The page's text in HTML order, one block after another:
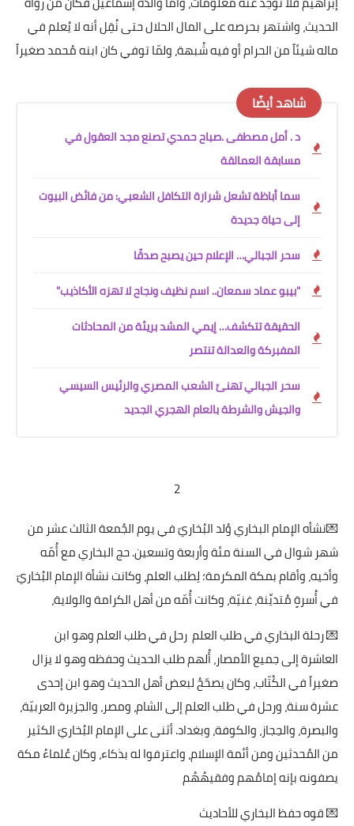
الحديث، واشتهر بحرصه على المال الحلال حتى نُقِل أنه لا يُعلم في
ماله شيئاً من الحرام أو فيه شُبهة، ولمّا توفي كان ابنه مُحمد صغيراً
شاهد أيضًا
د . أمل مصطفى .صباح حمدي تصنع مجد العقول في
مسابقة العمالقة
سما أباظة تشعل شرارة التكافل الشعبي: من فائض البيوت
إلى حياة جديدة
سحر الجبالي… الإعلام حين يصبح صدقًا
"بيبو عماد سمعان.. اسم نظيف ونجاح لا تهزه الأكاذيب"
الحقيقة تتكشف… إيمي المشد بريئة من المحادثات
المفبركة والعدالة تنتصر
سحر الجبالي تهنئ الشعب المصري والرئيس السيسي
والجيش والشرطة بالعام الهجري الجديد
2
💌نشأه الإمام البخاري وُلد البُخاريّ في يوم الجُمعة الثالث عشر من
شهر شوال في السنة مئة وأربعة وتسعين. حج البخاري مع أُمّه
وأخيه، وأقام بمكة المكرمة؛ لِطلب العلم، وكانت نشأة الإمام البُخاريّ
في أُسرةٍ مُتديِّنة، غنيّة، وكانت أُمّه من أهل الكرامة والولاية،
💌 رحلة البخاري في طلب العلم رحل في طلب العلم وهو ابن
العاشرة إلى جميع الأمصار، أُلهم طلب الحديث وحفظه وهو لا يزال
صغيراً في الكُتّاب، وكان يصحّحُ لبعض أهل الحديث وهو ابن إحدى
عشرة سنة، ورحل في طلب العلم إلى الشام، ومصر، والجزيرة العربيّة،
والبصرة، والحِجاز، والكوفة، وبغداد. أثنى على الإمام البُخاريّ الكثير
من المُحدثين ومن أئمة الإسلام، واعترفوا له بذكاء، وكان عُلماءُ مكة
يصفونه بإنه إمامُهم وفقيهُهُم
💌 قوه حفظ البخاري للأحاديث